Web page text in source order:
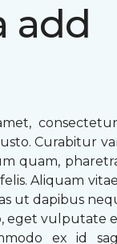
add
consectetur
Curabitur
quam,
Aliquam
ut dapibus
eget vulputate
ex id